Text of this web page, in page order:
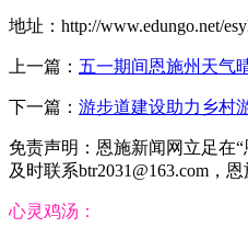
地址：http://www.edungo.net/
上一篇： 五一期间恩施州天气
下一篇： 游步道建设助力乡村
免责声明：恩施新闻网立足在
及时联系btr2031@163.com，
心灵鸡汤：